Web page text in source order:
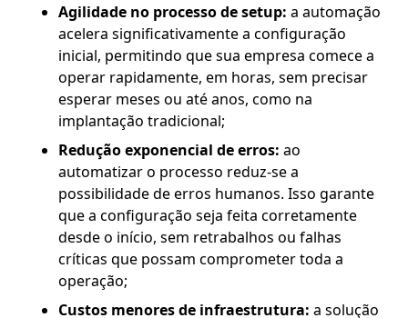
Agilidade no processo de setup: a automação
acelera significativamente a configuração
inicial, permitindo que sua empresa comece a
operar rapidamente, em horas, sem precisar
esperar meses ou até anos, como na
implantação tradicional;
Redução exponencial de erros: ao
automatizar o processo reduz-se a
possibilidade de erros humanos. Isso garante
que a configuração seja feita corretamente
desde o início, sem retrabalhos ou falhas
críticas que possam comprometer toda a
operação;
Custos menores de infraestrutura: a solução